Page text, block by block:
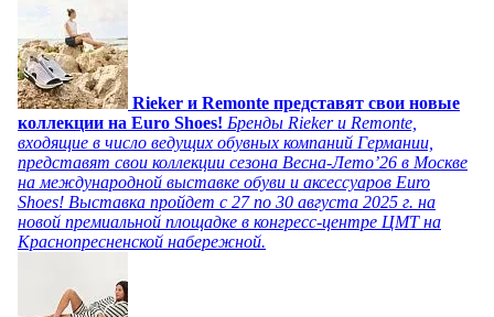
Rieker и Remonte представят свои новые
коллекции на Euro Shoes! Бренды Rieker и Remonte,
входящие в число ведущих обувных компаний Германии,
представят свои коллекции сезона Весна-Лето’26 в Москве
на международной выставке обуви и аксессуаров Euro
Shoes! Выставка пройдет c 27 по 30 августа 2025 г. на
новой премиальной площадке в конгресс-центре ЦМТ на
Краснопресненской набережной.